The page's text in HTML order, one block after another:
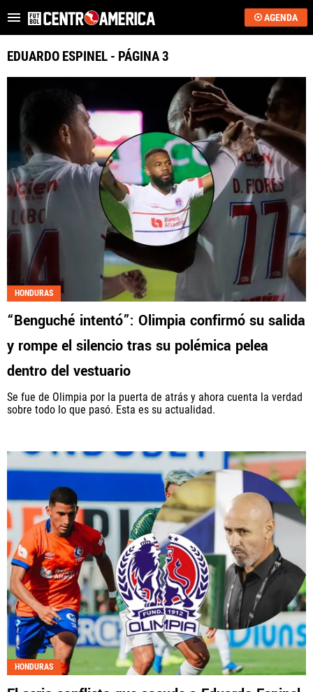
AGENDA
Critican a Washington Ortega
ÚLTIMAS NOTICIAS
SAPRISSA
ALAJUELENSE
KEYLOR NAVAS
COSTA RICA
HONDURAS
GUATEMALA
EL SALVADOR
PANAMÁ
NICARAGUA
CONCACAF
QUIENES SOMOS | STAFF | CONTACTO
Términos y Condiciones
Políticas de Privacidad
Política Editorial
Ad Choices
Fútbol Centroamérica, al igual que Futbol Sites, es
una compañía perteneciente a Better Collective.
Todos los derechos reservados.
EDUARDO ESPINEL - PÁGINA 3
HONDURAS
“Benguché intentó”: Olimpia confirmó su salida
y rompe el silencio tras su polémica pelea
dentro del vestuario
Se fue de Olimpia por la puerta de atrás y ahora cuenta la verdad
sobre todo lo que pasó. Esta es su actualidad.
HONDURAS